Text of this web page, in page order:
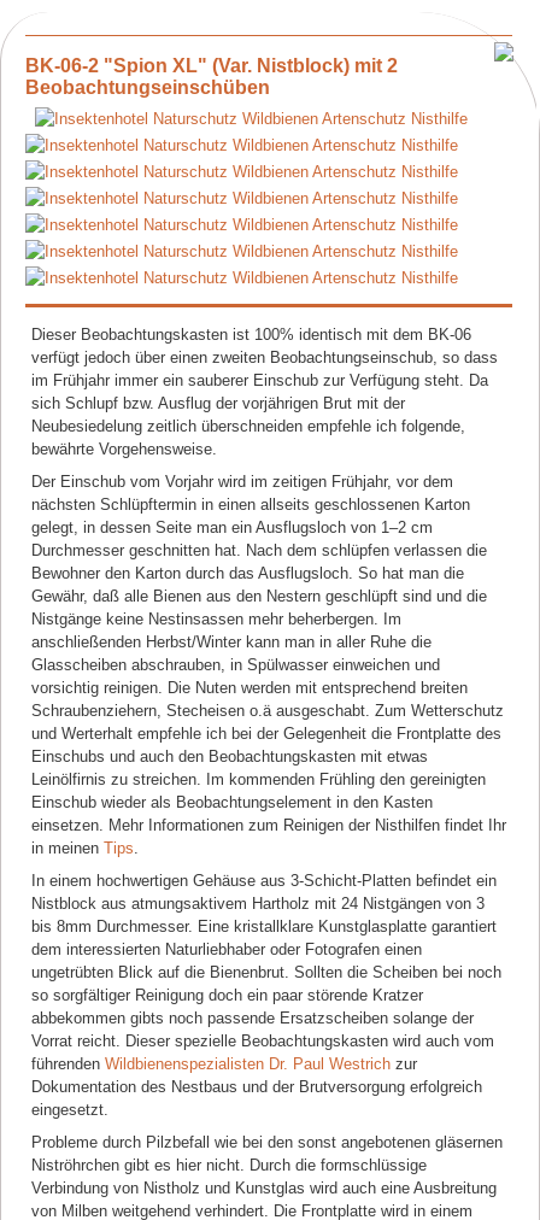
BK-06-2 "Spion XL" (Var. Nistblock) mit 2
Beobachtungseinschüben
Dieser Beobachtungskasten ist 100% identisch mit dem BK-06
verfügt jedoch über einen zweiten Beobachtungseinschub, so dass
im Frühjahr immer ein sauberer Einschub zur Verfügung steht. Da
sich Schlupf bzw. Ausflug der vorjährigen Brut mit der
Neubesiedelung zeitlich überschneiden empfehle ich folgende,
bewährte Vorgehensweise.
Der Einschub vom Vorjahr wird im zeitigen Frühjahr, vor dem
nächsten Schlüpftermin in einen allseits geschlossenen Karton
gelegt, in dessen Seite man ein Ausflugsloch von 1–2 cm
Durchmesser geschnitten hat. Nach dem schlüpfen verlassen die
Bewohner den Karton durch das Ausflugsloch. So hat man die
Gewähr, daß alle Bienen aus den Nestern geschlüpft sind und die
Nistgänge keine Nestinsassen mehr beherbergen. Im
anschließenden Herbst/Winter kann man in aller Ruhe die
Glasscheiben abschrauben, in Spülwasser einweichen und
vorsichtig reinigen. Die Nuten werden mit entsprechend breiten
Schraubenziehern, Stecheisen o.ä ausgeschabt. Zum Wetterschutz
und Werterhalt empfehle ich bei der Gelegenheit die Frontplatte des
Einschubs und auch den Beobachtungskasten mit etwas
Leinölfirnis zu streichen. Im kommenden Frühling den gereinigten
Einschub wieder als Beobachtungselement in den Kasten
einsetzen. Mehr Informationen zum Reinigen der Nisthilfen findet Ihr
in meinen Tips.
In einem hochwertigen Gehäuse aus 3-Schicht-Platten befindet ein
Nistblock aus atmungsaktivem Hartholz mit 24 Nistgängen von 3
bis 8mm Durchmesser. Eine kristallklare Kunstglasplatte garantiert
dem interessierten Naturliebhaber oder Fotografen einen
ungetrübten Blick auf die Bienenbrut. Sollten die Scheiben bei noch
so sorgfältiger Reinigung doch ein paar störende Kratzer
abbekommen gibts noch passende Ersatzscheiben solange der
Vorrat reicht. Dieser spezielle Beobachtungskasten wird auch vom
führenden Wildbienenspezialisten Dr. Paul Westrich zur
Dokumentation des Nestbaus und der Brutversorgung erfolgreich
eingesetzt.
Probleme durch Pilzbefall wie bei den sonst angebotenen gläsernen
Niströhrchen gibt es hier nicht. Durch die formschlüssige
Verbindung von Nistholz und Kunstglas wird auch eine Ausbreitung
von Milben weitgehend verhindert. Die Frontplatte wird in einem